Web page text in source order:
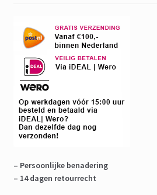
– Persoonlijke benadering
– 14 dagen retourrecht